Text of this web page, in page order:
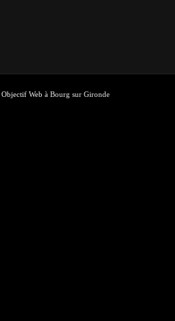
Objectif Web à Bourg sur Gironde